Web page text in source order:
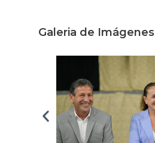
Galeria de Imágenes